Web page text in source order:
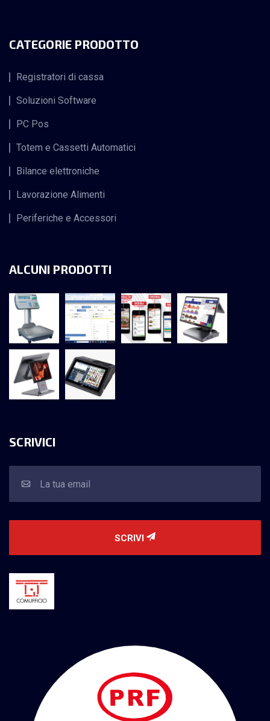
CATEGORIE PRODOTTO
Registratori di cassa
Soluzioni Software
PC Pos
Totem e Cassetti Automatici
Bilance elettroniche
Lavorazione Alimenti
Periferiche e Accessori
ALCUNI PRODOTTI
SCRIVICI
SCRIVI